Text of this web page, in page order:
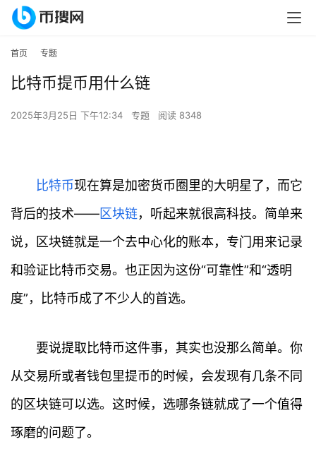
首页 专题
比特币提币用什么链
2025年3月25日 下午12:34 专题 阅读 8348
比特币现在算是加密货币圈里的大明星了，而它
背后的技术——区块链，听起来就很高科技。简单来
说，区块链就是一个去中心化的账本，专门用来记录
和验证比特币交易。也正因为这份“可靠性”和“透明
度”，比特币成了不少人的首选。
要说提取比特币这件事，其实也没那么简单。你
从交易所或者钱包里提币的时候，会发现有几条不同
的区块链可以选。这时候，选哪条链就成了一个值得
琢磨的问题了。